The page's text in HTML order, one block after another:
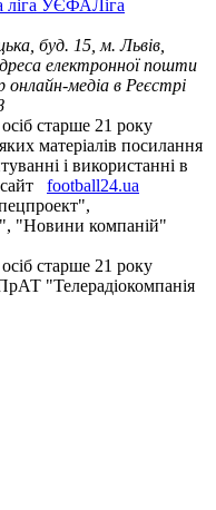
ліга УЄФАЛіга
буд. 15, м. Львів,
електронної пошти
онлайн-медіа в Реєстрі
старше 21 року
матеріалів посилання
і використанні в
football24.ua
"Новини компаній"
старше 21 року
"Телерадіокомпанія